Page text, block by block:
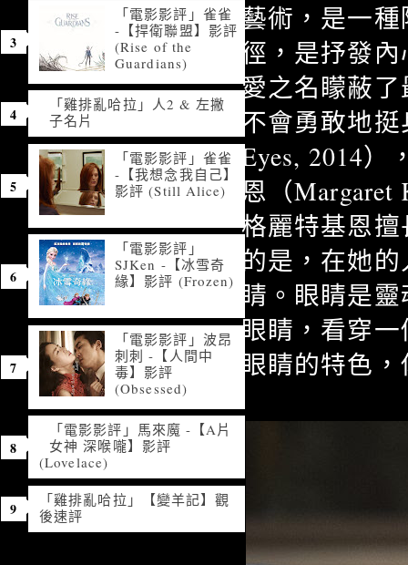
藝術，是一
徑，是抒發
愛之名矇蔽
不會勇敢地
Eyes, 2014
恩（
格麗特基恩
的是，在她
睛。眼睛是
眼睛，看穿
眼睛的特色
「電影影評」雀雀
-【捍衛聯盟】影評
(Rise of the
Guardians)
「雞排亂哈拉」人2 & 左撇
子名片
「電影影評」雀雀
-【我想念我自己】
影評 (Still Alice)
「電影影評」
SJKen -【冰雪奇
緣】影評 (Frozen)
「電影影評」波昂
刺刺 -【人間中
毒】影評
(Obsessed)
「電影影評」馬來魔 -【A片
女神 深喉嚨】影評
(Lovelace)
「雞排亂哈拉」【變羊記】觀
後速評